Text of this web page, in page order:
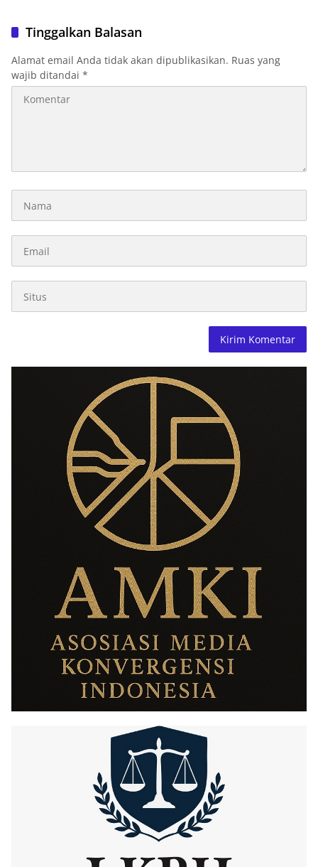
Tinggalkan Balasan
Alamat email Anda tidak akan dipublikasikan. Ruas yang
wajib ditandai *